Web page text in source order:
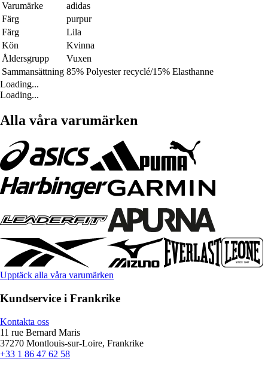
Varumärke
adidas
Färg
purpur
Färg
Lila
Kön
Kvinna
Åldersgrupp
Vuxen
Sammansättning 85% Polyester recyclé/15% Elasthanne
Loading...
Loading...
Alla våra varumärken
Upptäck alla våra varumärken
Kundservice i Frankrike
Kontakta oss
11 rue Bernard Maris
37270 Montlouis-sur-Loire, Frankrike
+33 1 86 47 62 58